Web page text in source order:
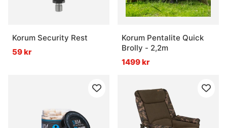
Korum Security Rest
59 kr
Korum Pentalite Quick
Brolly - 2,2m
1499 kr